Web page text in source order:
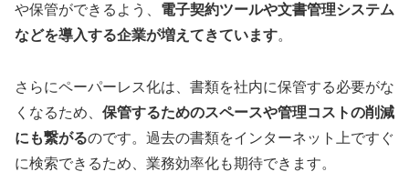
や保管ができるよう、 電子契約ツールや文書管理システム
などを導入する企業が増えてきています。
さらにペーパーレス化は、書類を社内に保管する必要がな
くなるため、 保管するためのスペースや管理コストの削減
にも繋がるのです。過去の書類をインターネット上ですぐ
に検索できるため、業務効率化も期待できます。